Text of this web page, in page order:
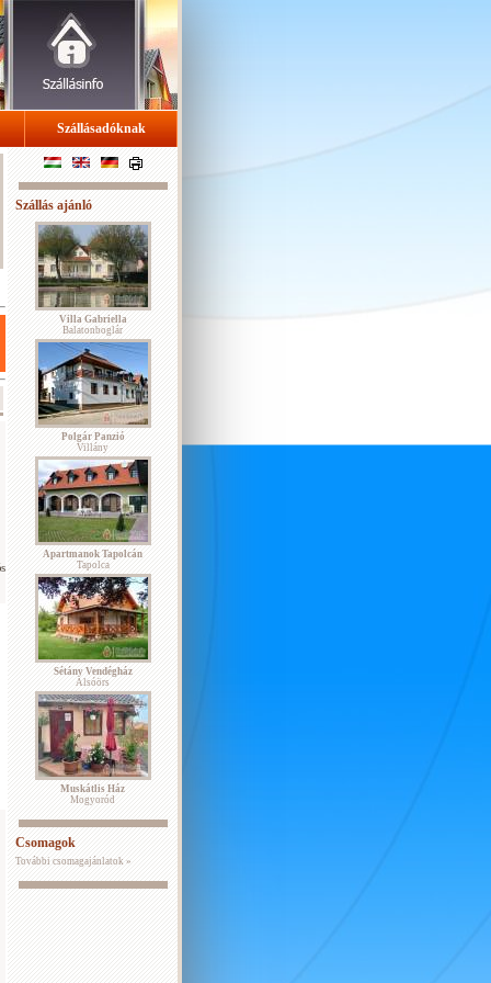
Szállásadóknak
Szállás ajánló
Villa Gabriella
Balatonboglár
Polgár Panzió
Villány
Apartmanok Tapolcán
Tapolca
Sétány Vendégház
Alsóörs
Muskátlis Ház
Mogyoród
Csomagok
További csomagajánlatok »